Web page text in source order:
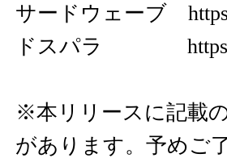
サードウェーブ
ドスパラ
※本リリースに記載
があります。予めご